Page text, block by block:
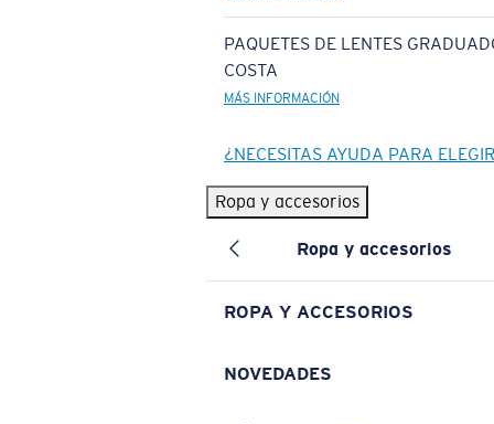
PAQUETES DE LENTES
COSTA
MÁS INFORMACIÓN
¿NECESITAS AYUDA PARA
Ropa y accesorios
Ropa y accesorios
ROPA Y ACCESORIOS
NOVEDADES